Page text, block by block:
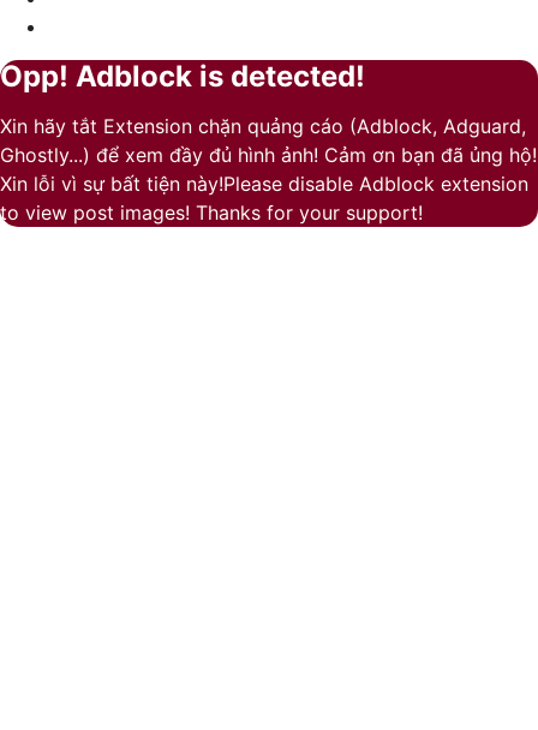
Facebook
Pinterest
Messenger
Messenger
Viber
Back
top
button
Close
Opp! Adblock is detected!
Xin hãy tắt Extension chặn quảng cáo (Adblock, Adguard,
Ghostly...) để xem đầy đủ hình ảnh! Cảm ơn bạn đã ủng hộ!
Xin lỗi vì sự bất tiện này!Please disable Adblock extension
to view post images! Thanks for your support!